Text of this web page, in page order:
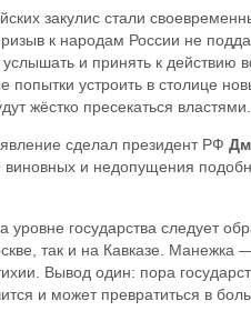
закулис стали
к народам России не
и принять к
устроить в столице
жёстко пресекаться властями.
сделал президент РФ
виновных и недопущения
государства следует
так и на Кавказе. Манежка
Вывод один: пора
и может превратиться в